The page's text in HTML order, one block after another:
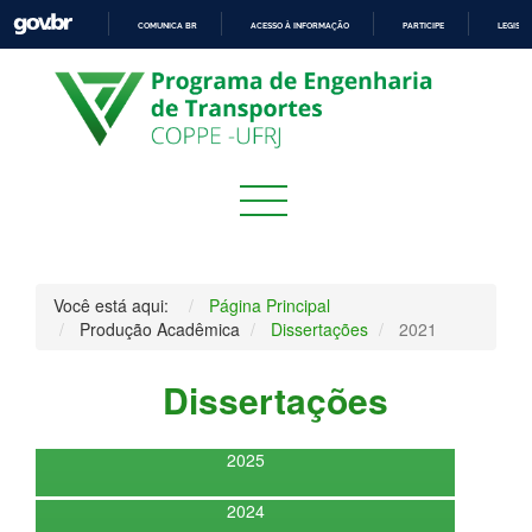
PARA
O
CONTEÚDO
COMUNICA BR ACESSO À INFORMAÇÃO PARTICIPE
Você está aqui:
Página Principal
Produção Acadêmica
Dissertações 2021
Dissertações
2025
2024